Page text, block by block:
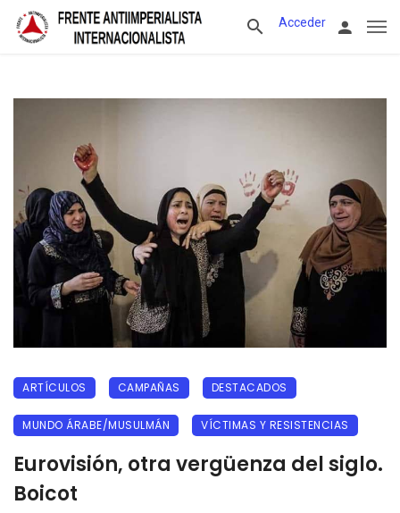
Acceder
ARTÍCULOS CAMPAÑAS DESTACADOS
MUNDO ÁRABE/MUSULMÁN VÍCTIMAS Y RESISTENCIAS
Eurovisión, otra vergüenza del siglo.
Boicot